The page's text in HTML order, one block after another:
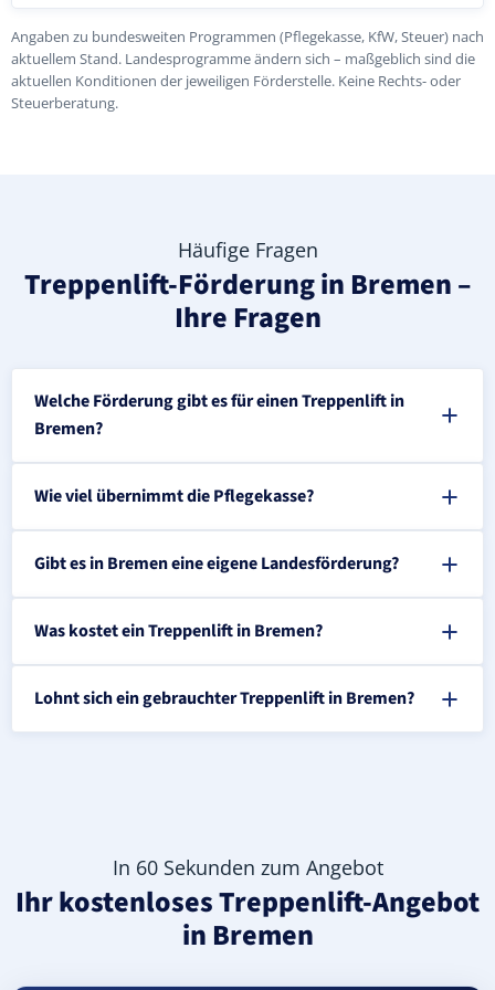
Angaben zu bundesweiten Programmen (Pflegekasse, KfW, Steuer) nach
aktuellem Stand. Landesprogramme ändern sich – maßgeblich sind die
aktuellen Konditionen der jeweiligen Förderstelle. Keine Rechts- oder
Steuerberatung.
Häufige Fragen
Treppenlift-Förderung in Bremen –
Ihre Fragen
Welche Förderung gibt es für einen Treppenlift in
Bremen?
Wie viel übernimmt die Pflegekasse?
Gibt es in Bremen eine eigene Landesförderung?
Was kostet ein Treppenlift in Bremen?
Lohnt sich ein gebrauchter Treppenlift in Bremen?
In 60 Sekunden zum Angebot
Ihr kostenloses Treppenlift-Angebot
in Bremen